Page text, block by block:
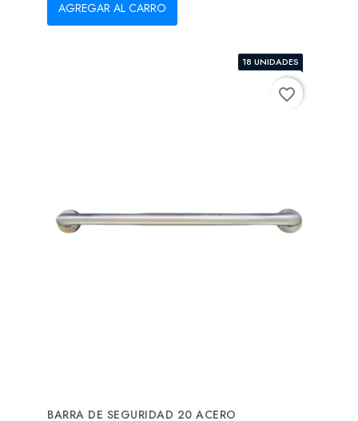
AGREGAR AL CARRO
18 UNIDADES
BARRA DE SEGURIDAD 20 ACERO
favorite_border